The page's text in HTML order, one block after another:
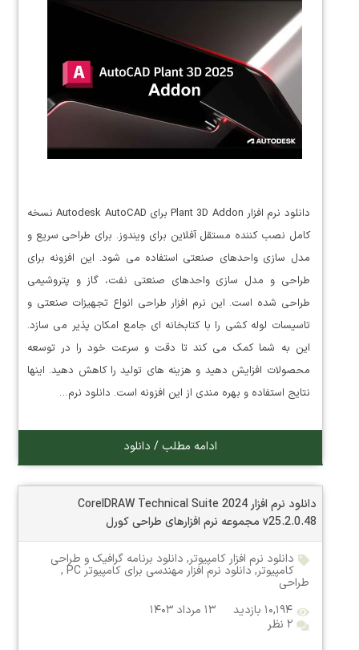
دانلود نرم افزار Plant 3D Addon برای Autodesk AutoCAD نسخه
کامل نصب کننده مستقل آفلاین برای ویندوز. برای طراحی سریع و
مدل سازی واحدهای صنعتی استفاده می شود. این افزونه برای
طراحی و مدل سازی واحدهای صنعتی نفت، گاز و پتروشیمی
طراحی شده است. این نرم افزار طراحی انواع تجهیزات صنعتی و
تاسیسات لوله کشی را با کتابخانه ای جامع امکان پذیر می سازد.
این به شما کمک می کند تا دقت و سرعت خود را در توسعه
محصولات افزایش دهید و هزینه های تولید را کاهش دهید. اینها
نتایج استفاده و بهره مندی از این افزونه است. دانلود نرم…
ادامه مطلب / دانلود
دانلود نرم افزار CorelDRAW Technical Suite 2024
v25.2.0.48 مجموعه نرم افزارهای طراحی کورل
دانلود نرم افزار کامپیوتر, دانلود برنامه گرافیک و طراحی
کامپیوتر,دانلود نرم افزار مهندسی برای کامپیوتر PC ,
طراحی
۱۰,۱۹۴ بازدید
۱۳ مرداد ۱۴۰۳
۲ نظر